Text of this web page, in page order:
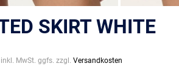
SKIRT WHITE
inkl. MwSt. ggfs. zzgl. Versandkosten